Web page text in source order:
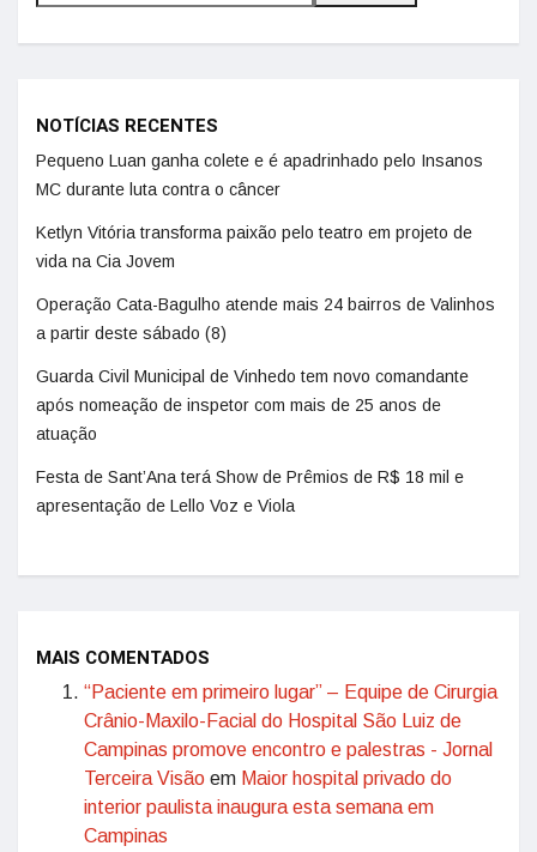
NOTÍCIAS RECENTES
Pequeno Luan ganha colete e é apadrinhado pelo Insanos
MC durante luta contra o câncer
Ketlyn Vitória transforma paixão pelo teatro em projeto de
vida na Cia Jovem
Operação Cata-Bagulho atende mais 24 bairros de Valinhos
a partir deste sábado (8)
Guarda Civil Municipal de Vinhedo tem novo comandante
após nomeação de inspetor com mais de 25 anos de
atuação
Festa de Sant’Ana terá Show de Prêmios de R$ 18 mil e
apresentação de Lello Voz e Viola
MAIS COMENTADOS
“Paciente em primeiro lugar” – Equipe de Cirurgia
Crânio-Maxilo-Facial do Hospital São Luiz de
Campinas promove encontro e palestras - Jornal
Terceira Visão em Maior hospital privado do
interior paulista inaugura esta semana em
Campinas